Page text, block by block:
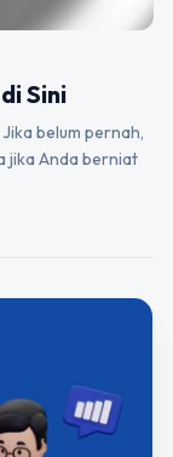
Sini
belum pernah,
jika Anda berniat